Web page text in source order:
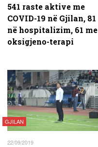
541 raste aktive me
COVID-19 në Gjilan, 81
në hospitalizim, 61 me
oksigjeno-terapi
GJILAN
22/09/2019